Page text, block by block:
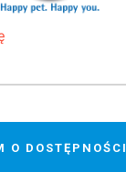
O DOSTĘPNOŚCI